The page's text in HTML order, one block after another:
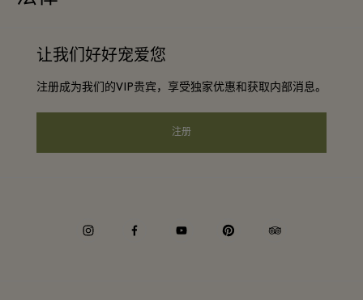
工作机会
下载应用程序
酒店及景点合作伙伴
会员条款与条件
让我们好好宠爱您
注册成为我们的VIP贵宾，享受独家优惠和获取内部消息。
注册
instagramfacebookyoutube pinterest tripadvisor